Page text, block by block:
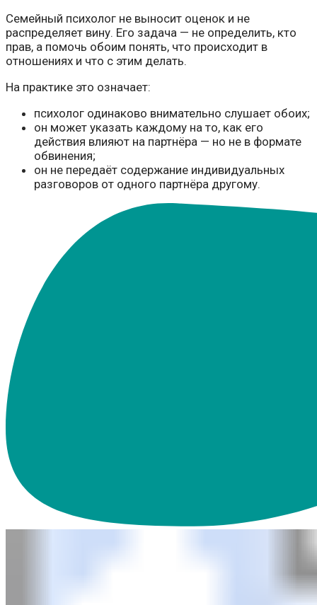
Семейный психолог не выносит оценок и не
распределяет вину. Его задача — не определить, кто
прав, а помочь обоим понять, что происходит в
отношениях и что с этим делать.
На практике это означает:
психолог одинаково внимательно слушает обоих;
он может указать каждому на то, как его
действия влияют на партнёра — но не в формате
обвинения;
он не передаёт содержание индивидуальных
разговоров от одного партнёра другому.